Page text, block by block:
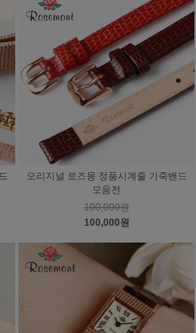
오리지널 로즈몽 정품시계줄 가죽밴드
모음전
100,000원
100,000원